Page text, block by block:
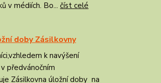
v médiích. Bo... číst celé
doby Zásilkovny
k navýšení
předvánočním
Zásilkovna úložní doby na